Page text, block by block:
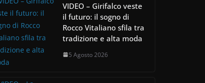
VIDEO – Girifalco veste
il futuro: il sogno di
Rocco Vitaliano sfila tra
tradizione e alta moda
5 Agosto 2026